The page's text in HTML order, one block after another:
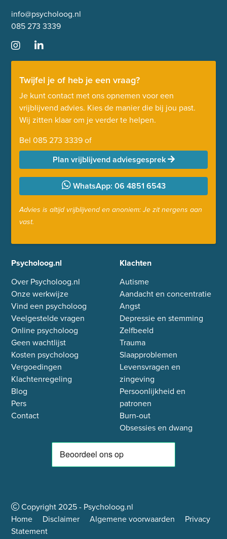
info@psycholoog.nl
085 273 3339
Twijfel je of heb je een vraag?
Je kunt contact met ons opnemen voor een
vrijblijvend advies. Kies de manier die bij jou past.
Wij zitten klaar om je verder te helpen.
Bel 085 273 3339of
Plan vrijblijvend adviesgesprek
WhatsApp: 06 4851 6543
Advies is altijd vrijblijvend en anoniem: Je zit nergens aan
vast.
Psycholoog.nl
Over Psycholoog.nl
Onze werkwijze
Vind een psycholoog
Veelgestelde vragen
Online psycholoog
Geen wachtlijst
Kosten psycholoog
Vergoedingen
Klachtenregeling
Blog
Pers
Contact
Klachten
Autisme
Aandacht en concentratie
Angst
Depressie en stemming
Zelfbeeld
Trauma
Slaapproblemen
Levensvragen en
zingeving
Persoonlijkheid en
patronen
Burn-out
Obsessies en dwang
Copyright2025- Psycholoog.nl
Home
Disclaimer Algemene voorwaarden
Privacy
Statement